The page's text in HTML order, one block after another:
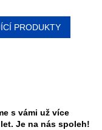
s vámi už více
Je na nás spoleh!
PRODUKTY